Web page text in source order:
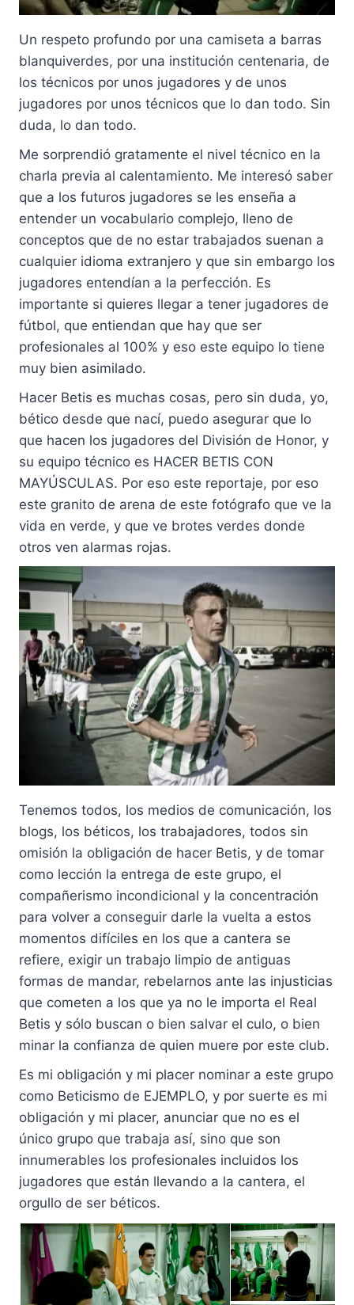
Un respeto profundo por una camiseta a barras
blanquiverdes, por una institución centenaria, de
los técnicos por unos jugadores y de unos
jugadores por unos técnicos que lo dan todo. Sin
duda, lo dan todo.
Me sorprendió gratamente el nivel técnico en la
charla previa al calentamiento. Me interesó saber
que a los futuros jugadores se les enseña a
entender un vocabulario complejo, lleno de
conceptos que de no estar trabajados suenan a
cualquier idioma extranjero y que sin embargo los
jugadores entendían a la perfección. Es
importante si quieres llegar a tener jugadores de
fútbol, que entiendan que hay que ser
profesionales al 100% y eso este equipo lo tiene
muy bien asimilado.
Hacer Betis es muchas cosas, pero sin duda, yo,
bético desde que nací, puedo asegurar que lo
que hacen los jugadores del División de Honor, y
su equipo técnico es HACER BETIS CON
MAYÚSCULAS. Por eso este reportaje, por eso
este granito de arena de este fotógrafo que ve la
vida en verde, y que ve brotes verdes donde
otros ven alarmas rojas.
Tenemos todos, los medios de comunicación, los
blogs, los béticos, los trabajadores, todos sin
omisión la obligación de hacer Betis, y de tomar
como lección la entrega de este grupo, el
compañerismo incondicional y la concentración
para volver a conseguir darle la vuelta a estos
momentos difíciles en los que a cantera se
refiere, exigir un trabajo limpio de antiguas
formas de mandar, rebelarnos ante las injusticias
que cometen a los que ya no le importa el Real
Betis y sólo buscan o bien salvar el culo, o bien
minar la confianza de quien muere por este club.
Es mi obligación y mi placer nominar a este grupo
como Beticismo de EJEMPLO, y por suerte es mi
obligación y mi placer, anunciar que no es el
único grupo que trabaja así, sino que son
innumerables los profesionales incluidos los
jugadores que están llevando a la cantera, el
orgullo de ser béticos.